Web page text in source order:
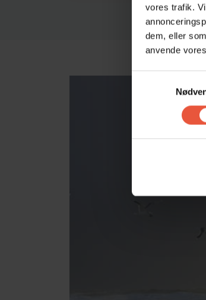
vores trafik.
dem, eller
anvende
Samtykkevalg